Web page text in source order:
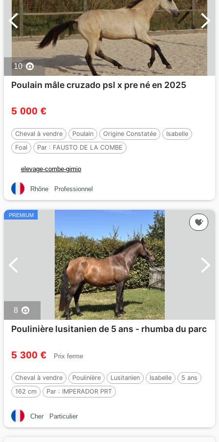
10
Poulain mâle cruzado psl x pre né en 2025
5 000 €
Cheval à vendre Poulain Origine Constatée
Isabelle
Foal
Par : FAUSTO DE LA COMBE
elevage-combe-gimio
Rhône Professionnel
PREMIUM
8
Poulinière lusitanien de 5 ans - rhumba du parc
5 300 € Prix ferme
Cheval à vendre Poulinière Lusitanien Isabelle
5 ans
162 cm
Par : IMPERADOR PRT
Cher Particulier